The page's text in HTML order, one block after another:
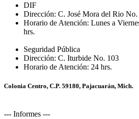
DIF
Dirección: C. José Mora del Rio No.
Horario de Atención: Lunes a
hrs.
Seguridad Pública
Dirección: C. Iturbide No. 103
Horario de Atención: 24 hrs.
Colonia Centro, C.P. 59180, Pajacuarán, Mich.
--- Informes ---